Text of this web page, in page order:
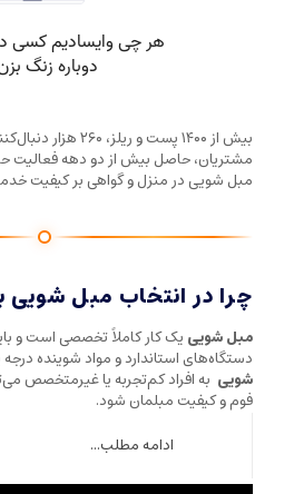
بیش از ۱۴۰۰ پست و
مشتریان، حاصل بیش از دو دهه فعالیت
مبل شویی در منزل و گواهی بر کیفیت
چرا در انتخاب مبل شویی
مبل شویی یک کار کاملاً تخصصی است و
دستگاه‌های استاندارد و مواد شوینده
شویی به افراد کم‌تجربه یا غیرمتخصص
فوم و کیفیت مبلمان شود.
ادامه مطلب...